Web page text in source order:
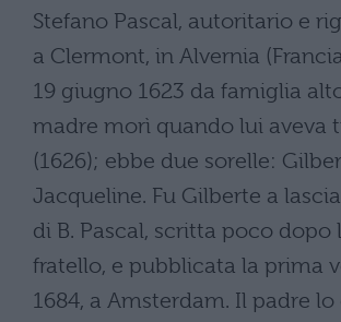
Stefano Pascal, autoritario e
a Clermont, in Alvernia
19 giugno 1623 da famiglia
madre morì quando lui aveva
(1626); ebbe due sorelle:
Jacqueline. Fu Gilberte a
di B. Pascal, scritta poco dopo
fratello, e pubblicata la prima
1684, a Amsterdam. Il padre